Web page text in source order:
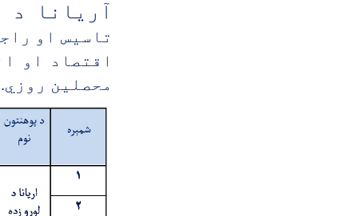
آریانا د
تاسیس او
اقتصاد او
محصلين روزي.